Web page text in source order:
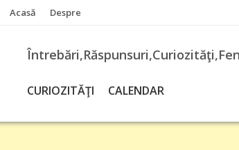
Acasă Despre
CURIOZITĂŢI CALENDAR